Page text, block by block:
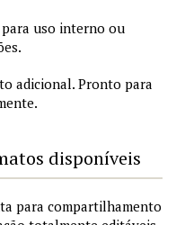
para uso interno ou
adicional. Pronto para
disponíveis
para compartilhamento